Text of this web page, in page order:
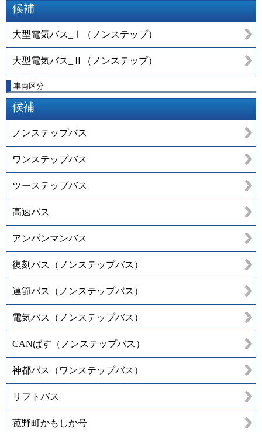
候補
大型電気バス_Ⅰ（ノンステップ）
大型電気バス_Ⅱ（ノンステップ）
車両区分
候補
ノンステップバス
ワンステップバス
ツーステップバス
高速バス
アンパンマンバス
復刻バス（ノンステップバス）
連節バス（ノンステップバス）
電気バス（ノンステップバス）
CANばす（ノンステップバス）
神都バス（ワンステップバス）
リフトバス
菰野町かもしか号